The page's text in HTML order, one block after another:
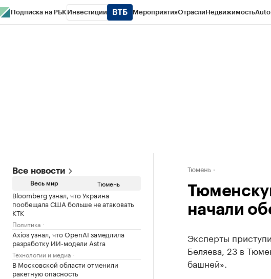
Подписка на РБК Инвестиции МероприятияОтраслиНедвижимость
Все новости
Весь мир Тюмень
Bloomberg узнал, что Украина
пообещала США больше не атаковать
КТК
Политика
Axios узнал, что OpenAI замедлила
разработку ИИ-модели Astra
Технологии и медиа
В Московской области отменили
ракетную опасность
Тюмень
начали
Эксперты
Беляева, 23 в
башней».